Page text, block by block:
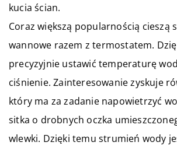
kucia ścian.
Coraz większą popularnością cieszą
wannowe razem z termostatem.
precyzyjnie ustawić temperaturę
ciśnienie. Zainteresowanie zyskuje
który ma za zadanie napowietrzyć
sitka o drobnych oczka
wlewki. Dzięki temu strumień wody